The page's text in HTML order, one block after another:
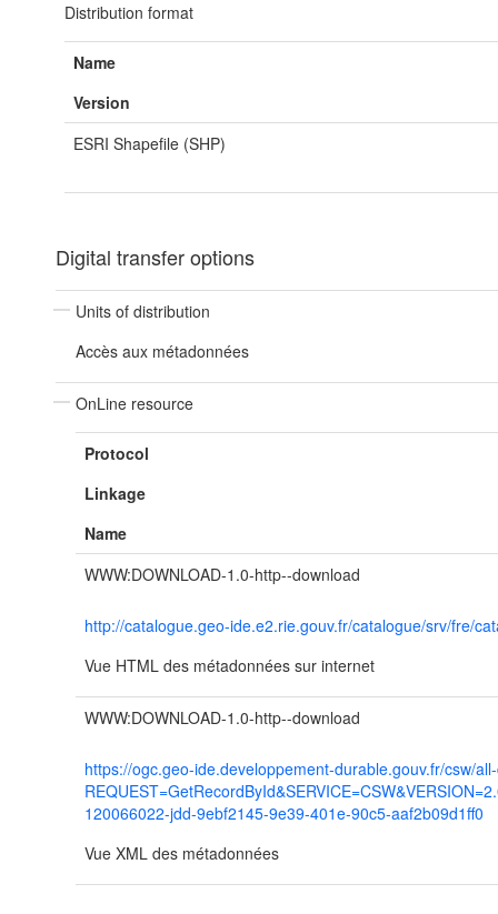
Distribution format
Name
Version
ESRI Shapefile (SHP)
Digital transfer options
Units of distribution
Accès aux métadonnées
OnLine resource
Protocol
Linkage
Name
WWW:DOWNLOAD-1.0-http--download
http://catalogue.geo-ide.e2.rie.gouv.fr/catalogue/srv/fre/
Vue HTML des métadonnées sur internet
WWW:DOWNLOAD-1.0-http--download
https://ogc.geo-ide.developpement-durable.gouv.fr/csw/
120066022-jdd-9ebf2145-9e39-401e-90c5-aaf2b09d1ff0
Vue XML des métadonnées